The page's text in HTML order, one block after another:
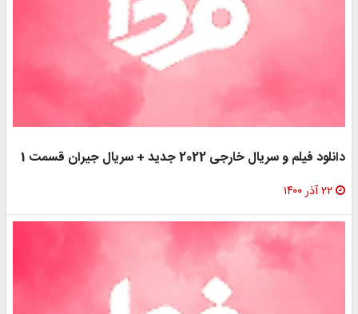
دانلود فیلم و سریال خارجی 2022 جدید + سریال جیران قسمت 1
۲۲ آذر ۱۴۰۰